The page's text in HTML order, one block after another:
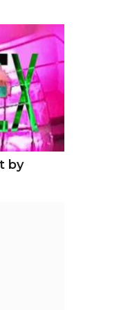
by